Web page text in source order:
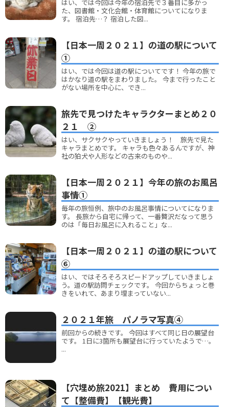
はい、では今回は今年の宿泊先で３番目に多かっ
た、図書館・文化会館・体育館についてになりま
す。 宿泊先…？ 宿泊した図...
【日本一周２０２１】の道の駅について
①
はい、では今回は道の駅についてです！ 今年の旅で
はかなり道の駅をまわりました。 今まで行ったこと
がない場所を中心に、でき...
旅先で見つけたキャラクターまとめ２０
２１ ②
はい、サクサクやっていきましょう！ 旅先で見た
キャラまとめです。 キャラも色々あるんですが、神
社の狛犬や人形などの古来のものや...
【日本一周２０２１】今年の旅のお風呂
事情①
毎年の旅恒例、旅中のお風呂事情についてになりま
す。 長旅から自宅に帰って、一番贅沢だなって思う
のは「毎日お風呂に入れること」な...
【日本一周２０２１】の道の駅について
⑥
はい、ではそろそろスピードアップしていきましょ
う。道の駅訪問チェックです。 今回からちょっと巻
きをいれて、あまり埋まっていない...
２０２１年旅 パノラマ写真④
前回からの続きです。 今回はすべて同じ日の展望台
です。 1日に3箇所も展望台に行っていたようで…。
...
【穴埋め旅2021】まとめ 費用につい
て【整備費】【観光費】